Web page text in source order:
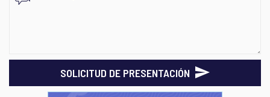
SOLICITUD DE PRESENTACIÓN